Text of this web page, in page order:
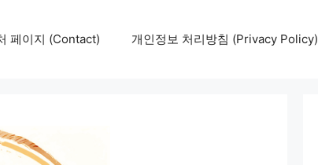
페이지 (Contact) 개인정보 처리방침 (Privacy Policy)